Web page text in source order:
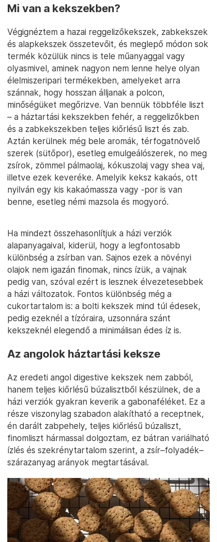
Mi van a kekszekben?
Végignéztem a hazai reggelizőkekszek, zabkekszek
és alapkekszek összetevőit, és meglepő módon sok
termék közülük nincs is tele műanyaggal vagy
olyasmivel, aminek nagyon nem lenne helye olyan
élelmiszeripari termékekben, amelyeket arra
szánnak, hogy hosszan álljanak a polcon,
minőségüket megőrizve. Van bennük többféle liszt
– a háztartási kekszekben fehér, a reggelizőkben
és a zabkekszekben teljes kiőrlésű liszt és zab.
Aztán kerülnek még bele aromák, térfogatnövelő
szerek (sütőpor), esetleg emulgeálószerek, no meg
zsírok, zömmel pálmaolaj, kókuszolaj vagy shea vaj,
illetve ezek keveréke. Amelyik keksz kakaós, ott
nyilván egy kis kakaómassza vagy -por is van
benne, esetleg némi mazsola és mogyoró.
Ha mindezt összehasonlítjuk a házi verziók
alapanyagaival, kiderül, hogy a legfontosabb
különbség a zsírban van. Sajnos ezek a növényi
olajok nem igazán finomak, nincs ízük, a vajnak
pedig van, szóval ezért is lesznek élvezetesebbek
a házi változatok. Fontos különbség még a
cukortartalom is: a bolti kekszek mind túl édesek,
pedig ezeknél a tízóraira, uzsonnára szánt
kekszeknél elegendő a minimálisan édes íz is.
Az angolok háztartási keksze
Az eredeti angol digestive kekszek nem zabból,
hanem teljes kiőrlésű búzalisztből készülnek, de a
házi verziók gyakran keverik a gabonaféléket. Ez a
része viszonylag szabadon alakítható a receptnek,
én darált zabpehely, teljes kiőrlésű búzaliszt,
finomliszt hármassal dolgoztam, ez bátran variálható
ízlés és szekrénytartalom szerint, a zsír–folyadék–
szárazanyag arányok megtartásával.